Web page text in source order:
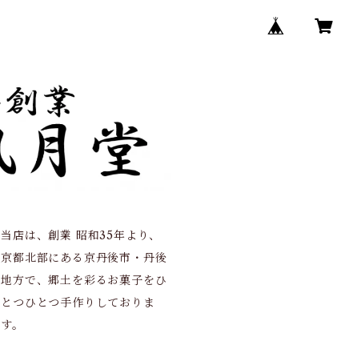
当店は、創業 昭和35年より、
京都北部にある京丹後市・丹後
地方で、郷土を彩るお菓子をひ
とつひとつ手作りしておりま
す。